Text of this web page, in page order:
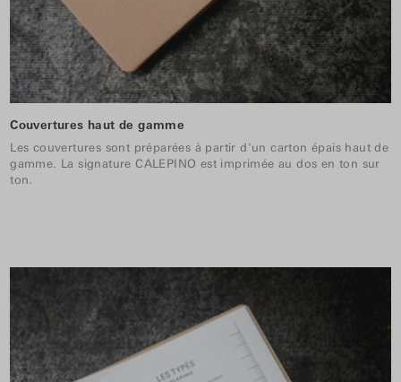
Couvertures haut de gamme
Les couvertures sont préparées à partir d'un carton épais haut de
gamme. La signature CALEPINO est imprimée au dos en ton sur
ton.